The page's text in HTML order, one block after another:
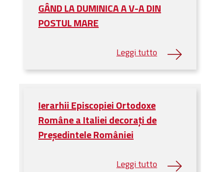
Parohiilor
GÂND LA DUMINICA A V-A DIN
POSTUL MARE
Ierarhii Episcopiei Ortodoxe
Române a Italiei decorați de
Președintele României